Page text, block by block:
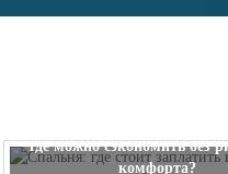
где можно сэкономить без
комфорта?